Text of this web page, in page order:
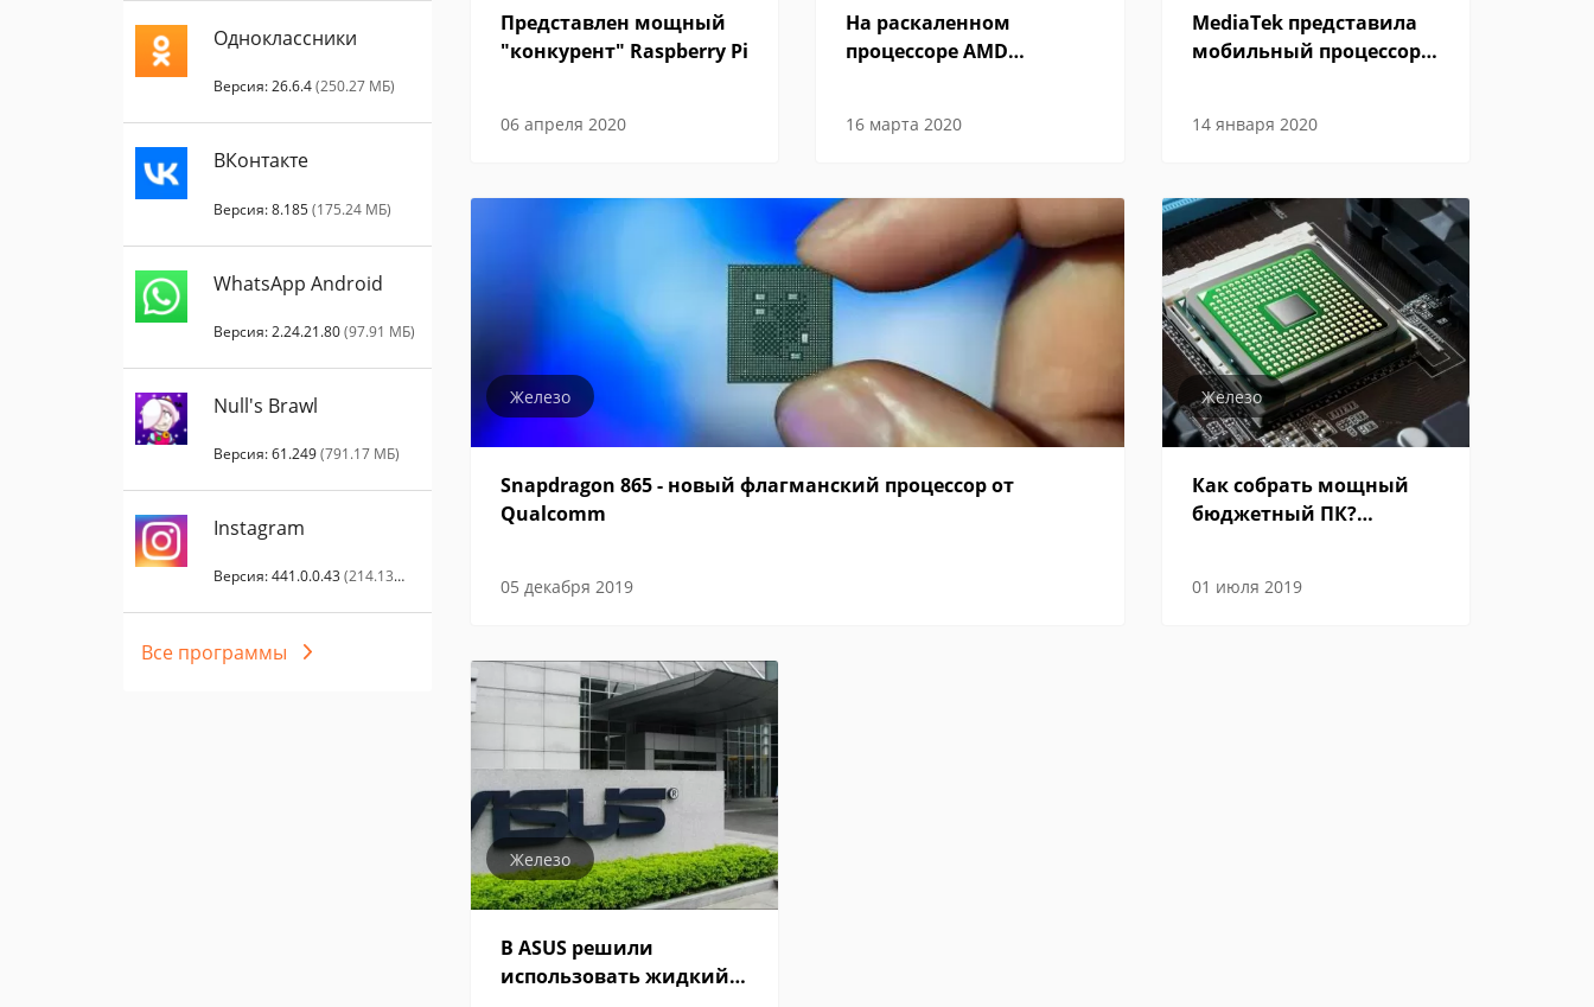
Одноклассники
Версия: 26.6.4(250.27 МБ)
ВКонтакте
Версия: 8.185(175.24 МБ)
WhatsApp Android
Версия: 2.24.21.80(97.91 МБ)
Null's Brawl
Версия: 61.249(791.17 МБ)
Instagram
Версия: 441.0.0.43(214.13
Все программы
Представлен мощный
"конкурент" Raspberry Pi
06 апреля 2020
На раскаленном
процессоре AMD
16 марта 2020
MediaTek представила
мобильный процессор
14 января 2020
Железо
Snapdragon 865 - новый флагманский процессор от
Qualcomm
05 декабря 2019
Железо
Как собрать мощный
бюджетный ПК?
01 июля 2019
Железо
В ASUS решили
использовать жидкий